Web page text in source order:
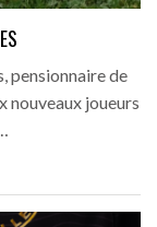
pensionnaire de
nouveaux joueurs